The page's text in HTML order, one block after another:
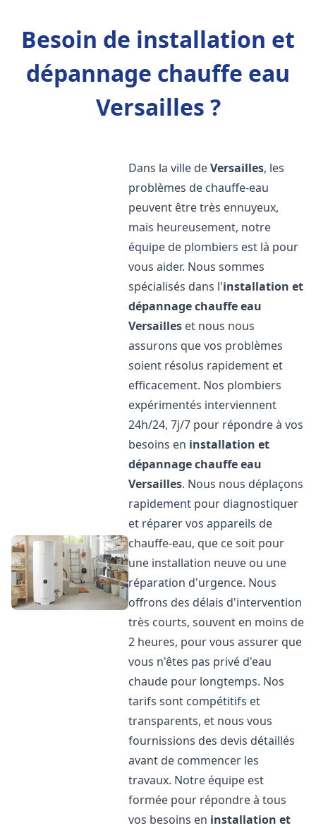
Besoin de installation et
dépannage chauffe eau
Versailles ?
Dans la ville deVersailles, les
problèmes de chauffe-eau
peuvent être très ennuyeux,
mais heureusement, notre
équipe de plombiers est là pour
vous aider. Nous sommes
spécialisés dans l'installation et
dépannage chauffe eau
Versailles et nous nous
assurons que vos problèmes
soient résolus rapidement et
efficacement. Nos plombiers
expérimentés interviennent
24h/24, 7j/7 pour répondre à vos
besoins en installation et
dépannage chauffe eau
Versailles. Nous nous déplaçons
rapidement pour diagnostiquer
et réparer vos appareils de
chauffe-eau, que ce soit pour
une installation neuve ou une
réparation d'urgence. Nous
offrons des délais d'intervention
très courts, souvent en moins de
2 heures, pour vous assurer que
vous n'êtes pas privé d'eau
chaude pour longtemps. Nos
tarifs sont compétitifs et
transparents, et nous vous
fournissions des devis détaillés
avant de commencer les
travaux. Notre équipe est
formée pour répondre à tous
vos besoins en installation et